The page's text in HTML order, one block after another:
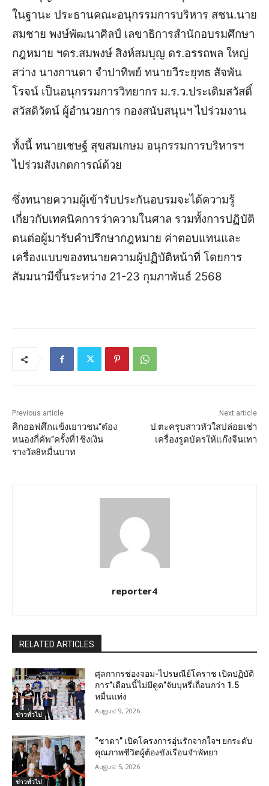
ในฐานะ ประธานคณะอนุกรรมการบริหาร สชน.นาย
สมชาย พงษ์พัฒนาศิลป์ เลขาธิการสำนักอบรมศึกษา
กฎหมาย ฯดร.สมพงษ์ สิงห์สมบุญ ดร.อรรถพล ใหญ่
สว่าง นางกานดา จำปาทิพย์ ทนายวีระยุทธ สัจพัน
โรจน์ เป็นอนุกรรมการวิทยากร ม.ร.ว.ประเดิมสวัสดิ์
สวัสดิวัตน์ ผู้อำนวยการ กองสนับสนุนฯ ไปร่วมงาน
ทั้งนี้ ทนายเชษฐ์ สุขสมเกษม อนุกรรมการบริหารฯ
ไปร่วมสังเกตการณ์ด้วย
ซึ่งทนายความผู้เข้ารับประกันอบรมจะได้ความรู้
เกี่ยวกับเทคนิคการว่าความในศาล รวมทั้งการปฏิบัติ
ตนต่อผู้มารับคำปรึกษากฎหมาย ค่าตอบแทนและ
เครื่องแบบของทนายความผู้ปฏิบัติหน้าที่ โดยการ
สัมมนามีขึ้นระหว่าง 21-23 กุมภาพันธ์ 2568
Previous article
คิกออฟศึกแข้งเยาวชน“ต๋อง
หนองกี่คัพ“ครั้งที่1ชิงเงิน
รางวัล8หมื่นบาท
Next article
ป.ตะครุบสาวหัวใสปล่อยเช่า
เครื่องรูดบัตรให้แก๊งจีนเทา
reporter4
RELATED ARTICLES
ข่าวทั่วไป
ศุลกากรช่องจอม-ไปรษณีย์โคราช เปิดปฏิบัติ
การ”เดือนนี้ไม่มีดูด”จับบุหรี่เถื่อนกว่า 1.5
หมื่นแท่ง
August 9, 2026
ข่าวทั่วไป
“ชาดา” เปิดโครงการอุ่นรักจากใจฯ ยกระดับ
คุณภาพชีวิตผู้ต้องขังเรือนจำพัทยา
August 5, 2026